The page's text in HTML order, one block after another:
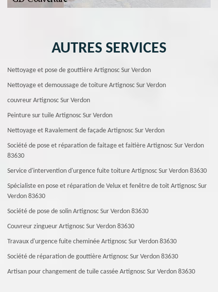
AUTRES SERVICES
Nettoyage et pose de gouttière Artignosc Sur Verdon
Nettoyage et demoussage de toiture Artignosc Sur Verdon
couvreur Artignosc Sur Verdon
Peinture sur tuile Artignosc Sur Verdon
Nettoyage et Ravalement de façade Artignosc Sur Verdon
Société de pose et réparation de faitage et faitière Artignosc Sur Verdon
83630
Service d'intervention d'urgence fuite toiture Artignosc Sur Verdon 83630
Spécialiste en pose et réparation de Velux et fenêtre de toit Artignosc Sur
Verdon 83630
Société de pose de solin Artignosc Sur Verdon 83630
Couvreur zingueur Artignosc Sur Verdon 83630
Travaux d'urgence fuite cheminée Artignosc Sur Verdon 83630
Société de réparation de gouttière Artignosc Sur Verdon 83630
Artisan pour changement de tuile cassée Artignosc Sur Verdon 83630